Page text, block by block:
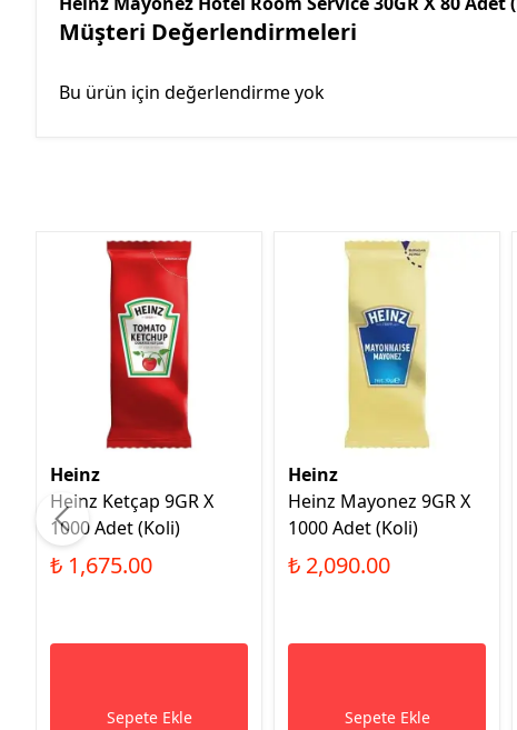
Müşteri Değerlendirmeleri
Bu ürün için değerlendirme yok
Heinz
Heinz Ketçap 9GR X
1000 Adet (Koli)
₺ 1,675.00
Sepete Ekle
Heinz
Heinz Mayonez 9GR X
1000 Adet (Koli)
₺ 2,090.00
Sepete Ekle